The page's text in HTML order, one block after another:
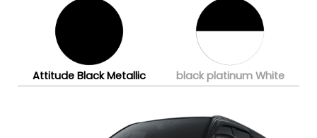
Attitude Black Metallic black platinum White